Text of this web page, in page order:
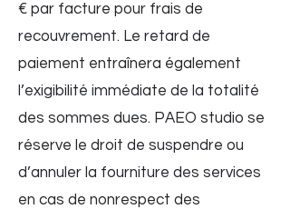
€ par facture pour frais de
recouvrement. Le retard de
paiement entraînera également
l’exigibilité immédiate de la totalité
des sommes dues. PAEO studio se
réserve le droit de suspendre ou
d’annuler la fourniture des services
en cas de nonrespect des